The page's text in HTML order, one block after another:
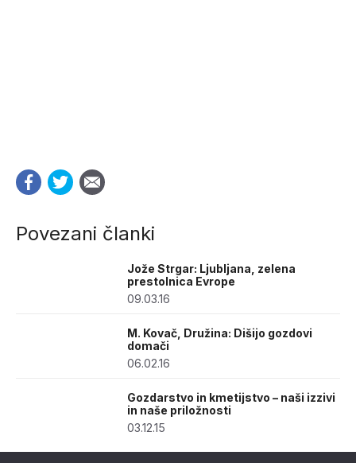
Povezani članki
Jože Strgar: Ljubljana, zelena
prestolnica Evrope
09.03.16
M. Kovač, Družina: Dišijo gozdovi
domači
06.02.16
Gozdarstvo in kmetijstvo – naši izzivi
in naše priložnosti
03.12.15